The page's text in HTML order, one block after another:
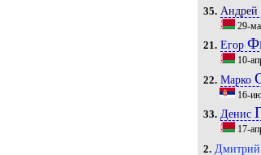
35. Андрей
29-
21. Егор
10-
22. Марко
16-
33. Денис
17-
2.